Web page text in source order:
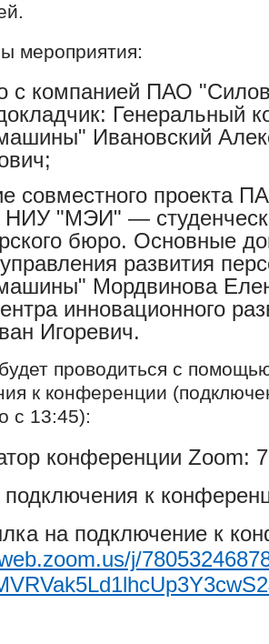
мероприятия:
с компанией ПАО
Генеральный
Ивановский
совместного проекта
"МЭИ" ―
бюро. Основные
развития
Мордвинова
инновационного
Игоревич.
проводиться с
к конференции
с 13:45):
конференции Zoom:
к
на подключение к
j/